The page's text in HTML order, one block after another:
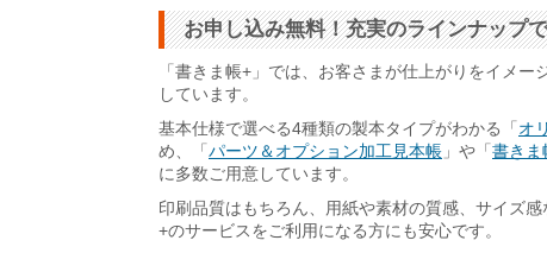
お申し込み無料！充実のラインナップ
「書きま帳+」では、お客さまが仕上がりをイメ
しています。
基本仕様で選べる4種類の製本タイプがわかる「 オ
め、「 パーツ＆オプション加工見本帳 」や「 書きま
に多数ご用意しています。
印刷品質はもちろん、用紙や素材の質感、サイズ
+のサービスをご利用になる方にも安心です。